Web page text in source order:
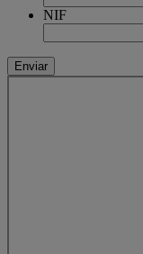
NIF